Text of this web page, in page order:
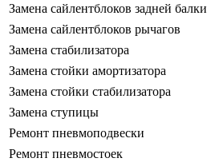
Замена сайлентблоков задней балки
Замена сайлентблоков рычагов
Замена стабилизатора
Замена стойки амортизатора
Замена стойки стабилизатора
Замена ступицы
Ремонт пневмоподвески
Ремонт пневмостоек